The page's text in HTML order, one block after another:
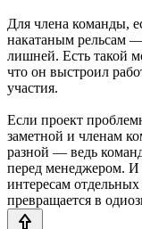
Для члена команды,
накатаным рельсам
лишней. Есть такой
что он выстроил
участия.
Если проект
заметной и членам
разной — ведь
перед менеджером. И
интересам
превращается в